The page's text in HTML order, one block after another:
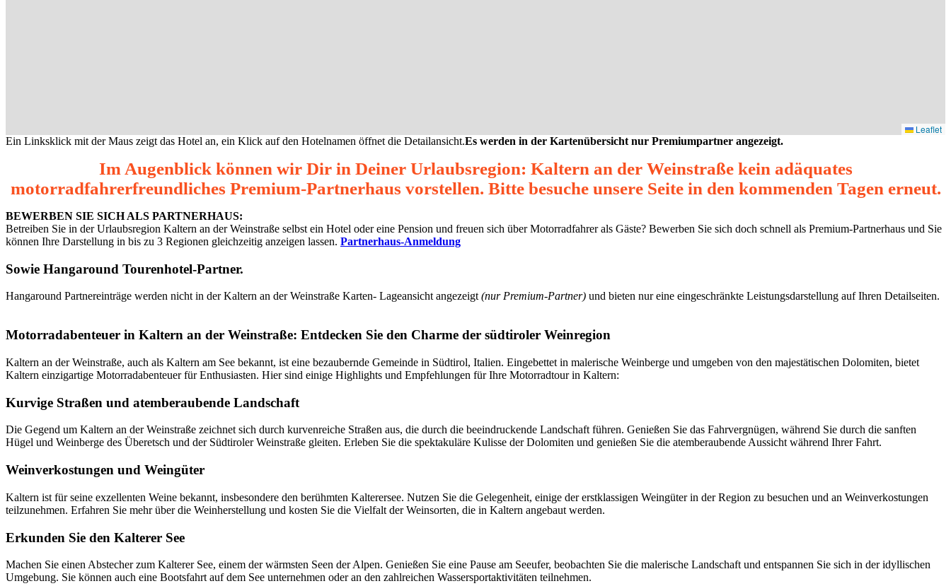
Leaflet
Ein Linksklick mit der Maus zeigt das Hotel an, ein Klick auf den Hotelnamen öffnet die Detailansicht.Es werden in der Kartenübersicht nur Premiumpartner angezeigt.
Im Augenblick können wir Dir in Deiner Urlaubsregion: Kaltern an der Weinstraße kein adäquates
motorradfahrerfreundliches Premium-Partnerhaus vorstellen. Bitte besuche unsere Seite in den kommenden Tagen erneut.
BEWERBEN SIE SICH ALS PARTNERHAUS:
Betreiben Sie in der Urlaubsregion Kaltern an der Weinstraße selbst ein Hotel oder eine Pension und freuen sich über Motorradfahrer als Gäste? Bewerben Sie sich doch schnell als Premium-Partnerhaus und Sie
können Ihre Darstellung in bis zu 3 Regionen gleichzeitig anzeigen lassen. Partnerhaus-Anmeldung
Sowie Hangaround Tourenhotel-Partner.
Hangaround Partnereinträge werden nicht in der Kaltern an der Weinstraße Karten- Lageansicht angezeigt(nur Premium-Partner) und bieten nur eine eingeschränkte Leistungsdarstellung auf Ihren Detailseiten.
Motorradabenteuer in Kaltern an der Weinstraße: Entdecken Sie den Charme der südtiroler Weinregion
Kaltern an der Weinstraße, auch als Kaltern am See bekannt, ist eine bezaubernde Gemeinde in Südtirol, Italien. Eingebettet in malerische Weinberge und umgeben von den majestätischen Dolomiten, bietet
Kaltern einzigartige Motorradabenteuer für Enthusiasten. Hier sind einige Highlights und Empfehlungen für Ihre Motorradtour in Kaltern:
Kurvige Straßen und atemberaubende Landschaft
Die Gegend um Kaltern an der Weinstraße zeichnet sich durch kurvenreiche Straßen aus, die durch die beeindruckende Landschaft führen. Genießen Sie das Fahrvergnügen, während Sie durch die sanften
Hügel und Weinberge des Überetsch und der Südtiroler Weinstraße gleiten. Erleben Sie die spektakuläre Kulisse der Dolomiten und genießen Sie die atemberaubende Aussicht während Ihrer Fahrt.
Weinverkostungen und Weingüter
Kaltern ist für seine exzellenten Weine bekannt, insbesondere den berühmten Kalterersee. Nutzen Sie die Gelegenheit, einige der erstklassigen Weingüter in der Region zu besuchen und an Weinverkostungen
teilzunehmen. Erfahren Sie mehr über die Weinherstellung und kosten Sie die Vielfalt der Weinsorten, die in Kaltern angebaut werden.
Erkunden Sie den Kalterer See
Machen Sie einen Abstecher zum Kalterer See, einem der wärmsten Seen der Alpen. Genießen Sie eine Pause am Seeufer, beobachten Sie die malerische Landschaft und entspannen Sie sich in der idyllischen
Umgebung. Sie können auch eine Bootsfahrt auf dem See unternehmen oder an den zahlreichen Wassersportaktivitäten teilnehmen.